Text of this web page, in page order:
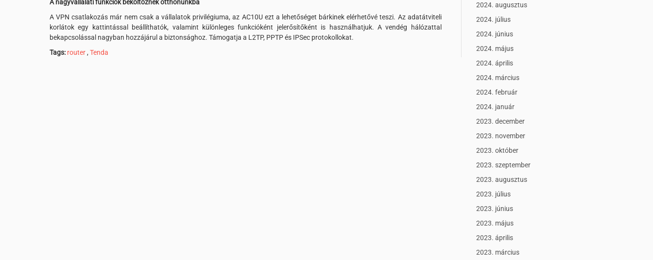
A nagyvállalati funkciók beköltöznek otthonunkba
A VPN csatlakozás már nem csak a vállalatok privilégiuma, az AC10U ezt a lehetőséget bárkinek elérhetővé teszi. Az adatátviteli
korlátok egy kattintással beállíthatók, valamint különleges funkcióként jelerősítőként is használhatjuk. A vendég hálózattal
bekapcsolással nagyban hozzájárul a biztonsághoz. Támogatja a L2TP, PPTP és IPSec protokollokat.
Tags: router, Tenda
2024. augusztus
2024. július
2024. június
2024. május
2024. április
2024. március
2024. február
2024. január
2023. december
2023. november
2023. október
2023. szeptember
2023. augusztus
2023. július
2023. június
2023. május
2023. április
2023. március